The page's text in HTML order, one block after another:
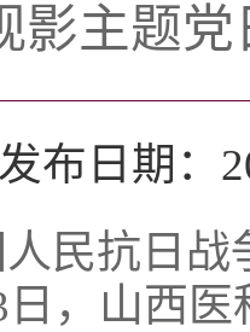
影主题党
布日期：
民抗日
日，山西